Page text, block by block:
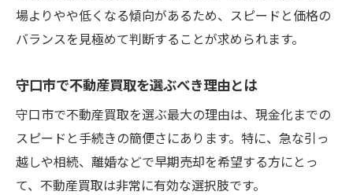
大阪府守口市で賢く売る不動産買取のコツ
不動産買取を賢く活用して即金化を目指す
ト
即金売却に向けた不動産買取査定の極意
不動産買取業者と交渉する際の注意点
守口市の不動産買取で失敗しない方法
場よりやや低くなる傾向があるため、スピードと価格の
バランスを見極めて判断することが求められます。
守口市で不動産買取を選ぶべき理由とは
守口市で不動産買取を選ぶ最大の理由は、現金化までの
スピードと手続きの簡便さにあります。特に、急な引っ
越しや相続、離婚などで早期売却を希望する方にとっ
て、不動産買取は非常に有効な選択肢です。